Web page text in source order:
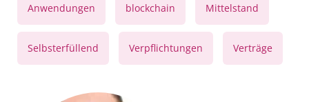
Anwendungen blockchain Mittelstand
Selbsterfüllend Verpflichtungen Verträge